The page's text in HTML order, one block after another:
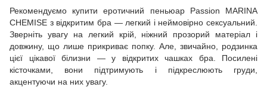
Рекомендуємо купити еротичний пеньюар Passion MARINA
CHEMISE з відкритим бра — легкий і неймовірно сексуальний.
Зверніть увагу на легкий крій, ніжний прозорий матеріал і
довжину, що лише прикриває попку. Але, звичайно, родзинка
цієї цікавої білизни — у відкритих чашках бра. Посилені
кісточками, вони підтримують і підкреслюють груди,
акцентуючи на них увагу.